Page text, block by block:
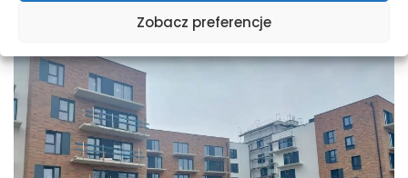
Zobacz preferencje